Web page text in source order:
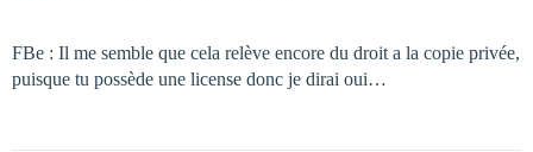
FBe : Il me semble que cela relève encore du droit a la copie privée,
puisque tu possède une license donc je dirai oui…